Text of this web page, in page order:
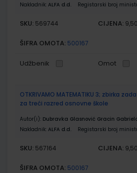
Nakladnik: ALFA d.d. Registarski broj
SKU: 569744 CIJENA:
ŠIFRA OMOTA: 500167
Udžbenik Omot
OTKRIVAMO MATEMATIKU 3; zbirka
za treći razred osnovne škole
Autor(i): Dubravka Glasnović Gracin
Nakladnik: ALFA d.d. Registarski broj
SKU: 567164 CIJENA:
ŠIFRA OMOTA: 500167